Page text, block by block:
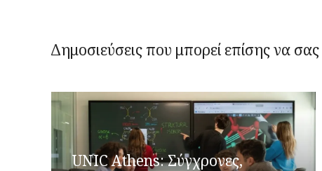
Δημοσιεύσεις που μπορεί επίσης να
UNIC Athens: Σύγχρονες,